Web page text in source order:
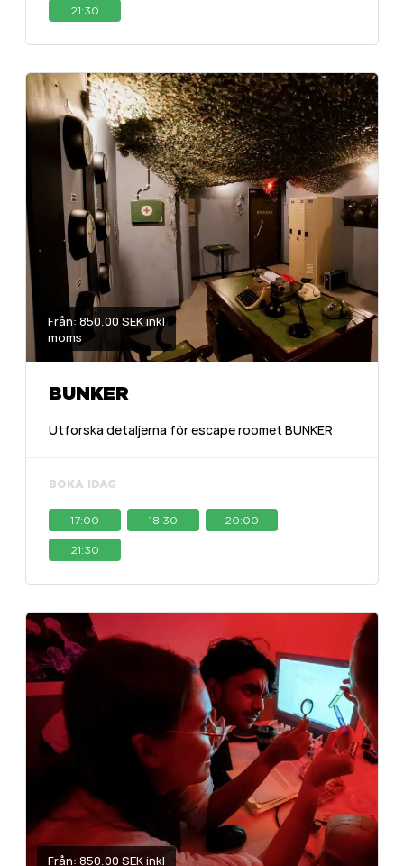
21:30
Från: 850.00 SEK inkl
moms
BUNKER
Utforska detaljerna för escape roomet BUNKER
BOKA IDAG
17:00 18:30 20:00
21:30
Från: 850.00 SEK inkl